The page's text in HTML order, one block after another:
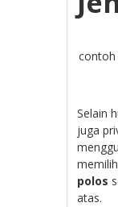
contoh
Selain
juga
polos
atas.